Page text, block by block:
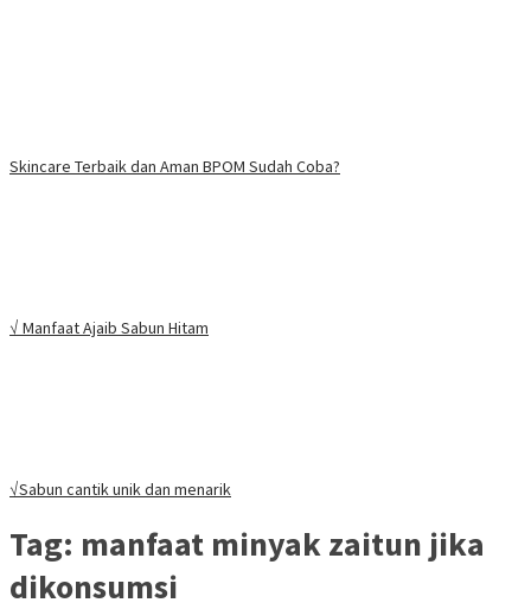
Skincare Terbaik dan Aman BPOM Sudah Coba?
√ Manfaat Ajaib Sabun Hitam
√Sabun cantik unik dan menarik
Tag: manfaat minyak zaitun jika
dikonsumsi